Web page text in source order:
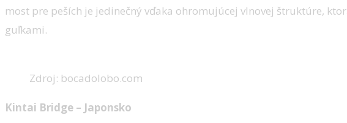
most pre peších je jedinečný vďaka ohromujúcej vlnovej štruktúre,
guľkami.
Zdroj: bocadolobo.com
Kintai Bridge – Japonsko